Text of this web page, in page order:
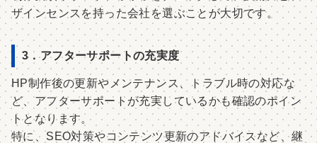
ザインセンスを持った会社を選ぶことが大切です。
3．アフターサポートの充実度
HP制作後の更新やメンテナンス、トラブル時の対応な
ど、アフターサポートが充実しているかも確認のポイン
トとなります。
特に、SEO対策やコンテンツ更新のアドバイスなど、継